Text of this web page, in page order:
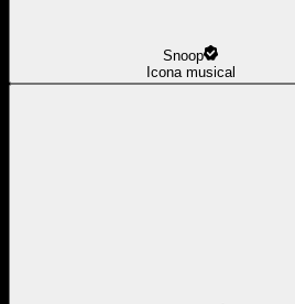
Snoop
Icona musical